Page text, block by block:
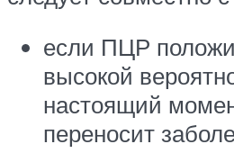
если ПЦР
высокой
настоящий
переносит